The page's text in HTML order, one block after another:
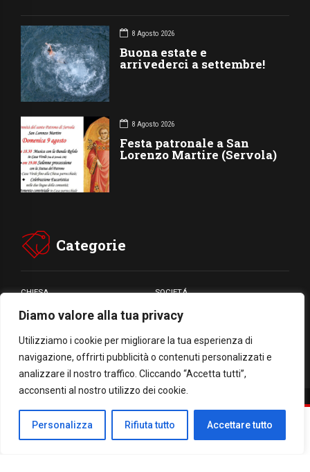
Diamo valore alla tua privacy
Utilizziamo i cookie per migliorare la tua esperienza di
navigazione, offrirti pubblicità o contenuti personalizzati e
analizzare il nostro traffico. Cliccando “Accetta tutti”,
acconsenti al nostro utilizzo dei cookie.
Personalizza Rifiuta tutto Accettare tutto
8 Agosto 2026
Buona estate e
arrivederci a settembre!
8 Agosto 2026
Festa patronale a San
Lorenzo Martire (Servola)
Categorie
CHIESA SOCIETÁ
CARITÁ GIUBILEO
CULTURA MEDIA
Facebook
WhatsApp
Threads
Email
Condividi